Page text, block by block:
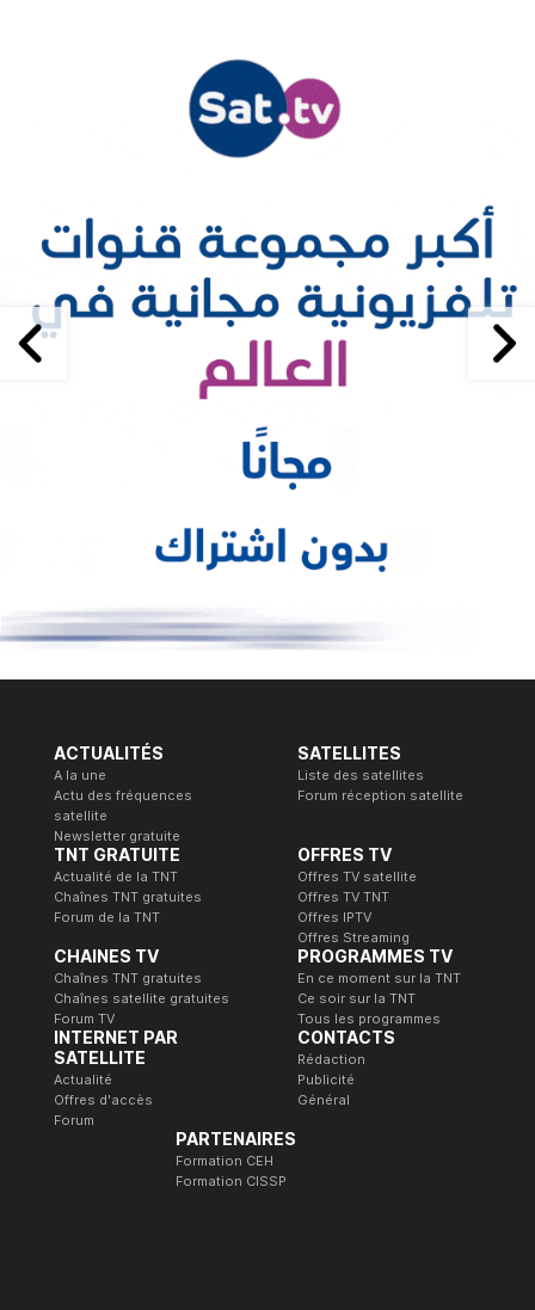
ACTUALITÉS
A la une
Actu des fréquences
satellite
Newsletter gratuite
SATELLITES
Liste des satellites
Forum réception satellite
TNT GRATUITE
Actualité de la TNT
Chaînes TNT gratuites
Forum de la TNT
OFFRES TV
Offres TV satellite
Offres TV TNT
Offres IPTV
Offres Streaming
CHAINES TV
Chaînes TNT gratuites
Chaînes satellite gratuites
Forum TV
PROGRAMMES TV
En ce moment sur la TNT
Ce soir sur la TNT
Tous les programmes
INTERNET PAR
SATELLITE
Actualité
Offres d'accès
Forum
CONTACTS
Rédaction
Publicité
Général
PARTENAIRES
Formation CEH
Formation CISSP